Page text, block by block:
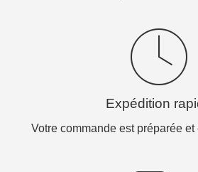
Expédition
Votre commande est préparée